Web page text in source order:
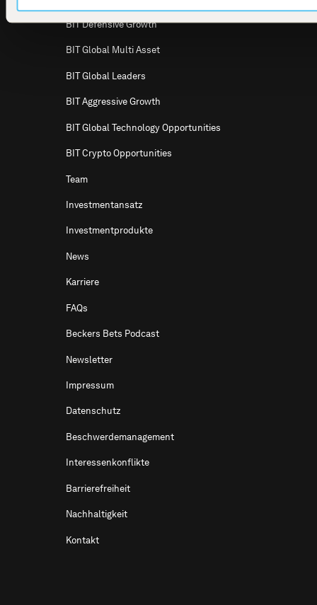
BIT Defensive Growth
BIT Global Multi Asset
BIT Global Leaders
BIT Aggressive Growth
BIT Global Technology Opportunities
BIT Crypto Opportunities
Team
Investmentansatz
Investmentprodukte
News
Karriere
FAQs
Beckers Bets Podcast
Newsletter
Impressum
Datenschutz
Beschwerdemanagement
Interessenkonflikte
Barrierefreiheit
Nachhaltigkeit
Kontakt